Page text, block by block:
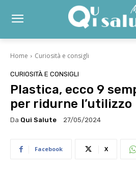
Home Curiosità e consigli
CURIOSITÀ E CONSIGLI
Plastica, ecco 9
per ridurne l’utilizzo
Da Qui Salute 27/05/2024
Facebook X